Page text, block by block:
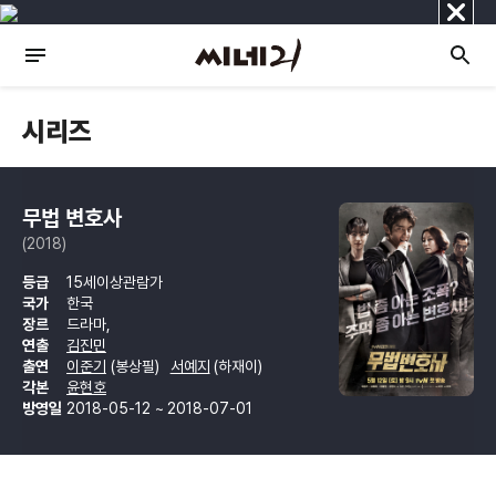
닫
기
시리즈
무법 변호사
(2018)
등급
15세이상관람가
국가
한국
장르
드라마,
연출
김진민
출연
이준기 (봉상필) 서예지 (하재이)
각본
윤현호
방영일 2018-05-12 ~ 2018-07-01